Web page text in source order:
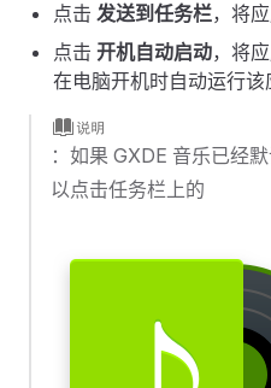
点击 发送到任务栏，将
点击 开机自动启动，将
在电脑开机时自动运行该
：如果 GXDE 音乐已经
以点击任务栏上的